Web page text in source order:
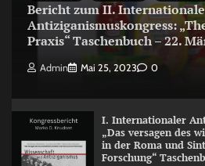
Bericht zum II.
Antiziganismuskongress:
Praxis“ Taschenbuch – 22.
Admin Mai 25, 2023 0
I. Internationaler
„Das versagen des
in der Roma und
Forschung“